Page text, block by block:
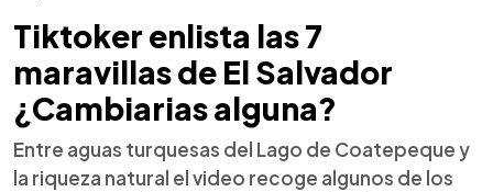
Tiktoker enlista las 7
maravillas de El Salvador
¿Cambiarias alguna?
Entre aguas turquesas del Lago de Coatepeque y
la riqueza natural el video recoge algunos de los